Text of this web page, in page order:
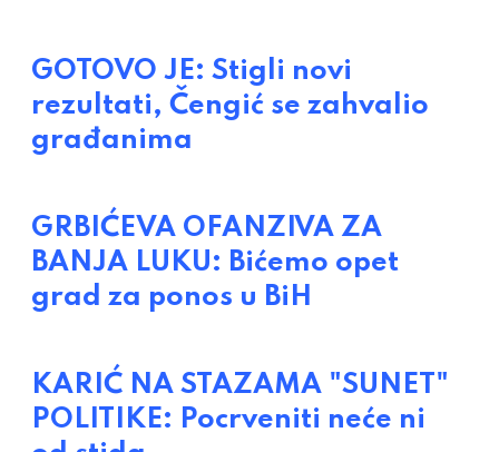
GOTOVO JE: Stigli novi
rezultati, Čengić se zahvalio
građanima
GRBIĆEVA OFANZIVA ZA
BANJA LUKU: Bićemo opet
grad za ponos u BiH
KARIĆ NA STAZAMA "SUNET"
POLITIKE: Pocrveniti neće ni